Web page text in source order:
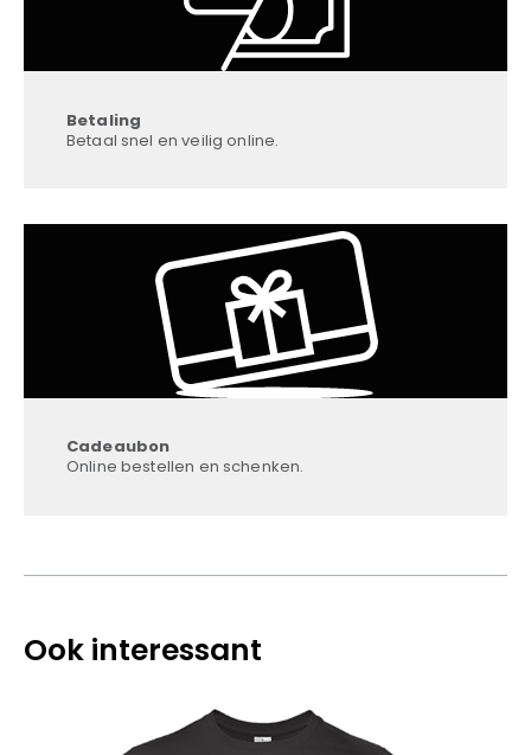
Betaling
Betaal snel en veilig online.
Cadeaubon
Online bestellen en schenken.
Ook interessant